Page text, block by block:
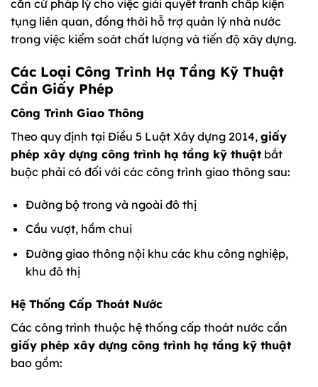
căn cứ pháp lý cho việc giải quyết tranh chấp kiện
tụng liên quan, đồng thời hỗ trợ quản lý nhà nước
trong việc kiểm soát chất lượng và tiến độ xây dựng.
Các Loại Công Trình Hạ Tầng Kỹ Thuật
Cần Giấy Phép
Công Trình Giao Thông
Theo quy định tại Điều 5 Luật Xây dựng 2014, giấy
phép xây dựng công trình hạ tầng kỹ thuật bắt
buộc phải có đối với các công trình giao thông sau:
Đường bộ trong và ngoài đô thị
Cầu vượt, hầm chui
Đường giao thông nội khu các khu công nghiệp,
khu đô thị
Hệ Thống Cấp Thoát Nước
Các công trình thuộc hệ thống cấp thoát nước cần
giấy phép xây dựng công trình hạ tầng kỹ thuật
bao gồm: